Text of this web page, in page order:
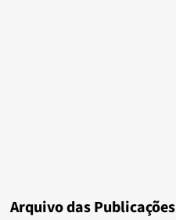
Arquivo das Publicações